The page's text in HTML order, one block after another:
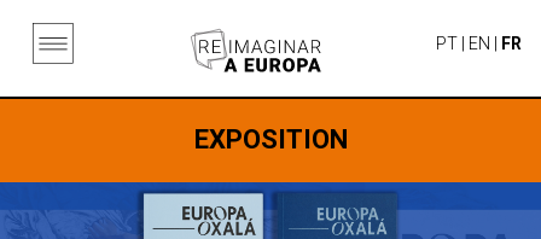
PT| EN FR
EXPOSITION